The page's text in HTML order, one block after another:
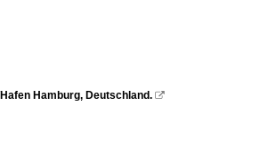
Hamburg, Deutschland. 